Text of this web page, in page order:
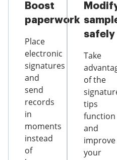
Boost
paperwork
Place
electronic
signatures
and
send
records
in
moments
instead
of
safely
Take
of the
tips
function
and
improve
your